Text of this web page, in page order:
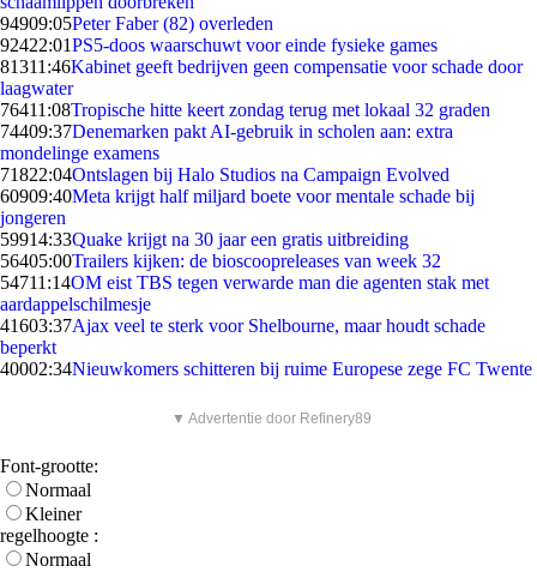
94909:05Peter Faber (82) overleden
92422:01PS5-doos waarschuwt voor einde fysieke games
81311:46Kabinet geeft bedrijven geen compensatie voor schade door
laagwater
76411:08Tropische hitte keert zondag terug met lokaal 32 graden
74409:37Denemarken pakt AI-gebruik in scholen aan: extra
mondelinge examens
71822:04Ontslagen bij Halo Studios na Campaign Evolved
60909:40Meta krijgt half miljard boete voor mentale schade bij
jongeren
59914:33Quake krijgt na 30 jaar een gratis uitbreiding
56405:00Trailers kijken: de bioscoopreleases van week 32
54711:14OM eist TBS tegen verwarde man die agenten stak met
aardappelschilmesje
41603:37Ajax veel te sterk voor Shelbourne, maar houdt schade
beperkt
40002:34Nieuwkomers schitteren bij ruime Europese zege FC Twente
▼ Advertentie door Refinery89
Font-grootte:
Normaal
Kleiner
regelhoogte :
Normaal